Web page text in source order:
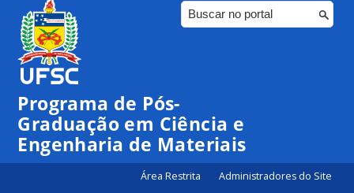
Participe
Programa de Pós-
Graduação em Ciência e
Engenharia de Materiais
Área Restrita Administradores do Site